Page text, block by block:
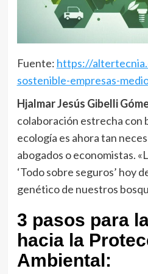
Fuente: https://
sostenible-empresas-
Hjalmar Jesús Gibelli
colaboración estrecha con
ecología es ahora tan
abogados o economistas.
‘Todo sobre seguros’ hoy
genético de nuestros
3 pasos para
hacia la
Ambiental: